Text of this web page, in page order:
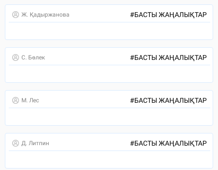
Ж. Қадыржанова #БАСТЫ ЖАҢАЛЫҚТАР
С. Бөлек #БАСТЫ ЖАҢАЛЫҚТАР
М. Лес #БАСТЫ ЖАҢАЛЫҚТАР
Д. Литпин #БАСТЫ ЖАҢАЛЫҚТАР